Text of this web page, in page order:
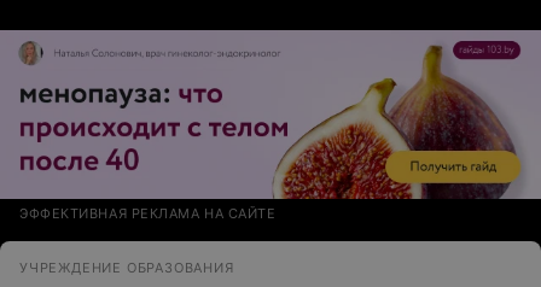
ЭФФЕКТИВНАЯ РЕКЛАМА НА САЙТЕ
УЧРЕЖДЕНИЕ ОБРАЗОВАНИЯ